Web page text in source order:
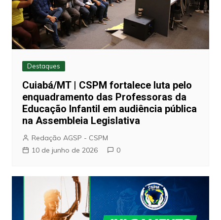
Destaques
Cuiabá/MT | CSPM fortalece luta pelo
enquadramento das Professoras da
Educação Infantil em audiência pública
na Assembleia Legislativa
Redação AGSP - CSPM
10 de junho de 2026
0